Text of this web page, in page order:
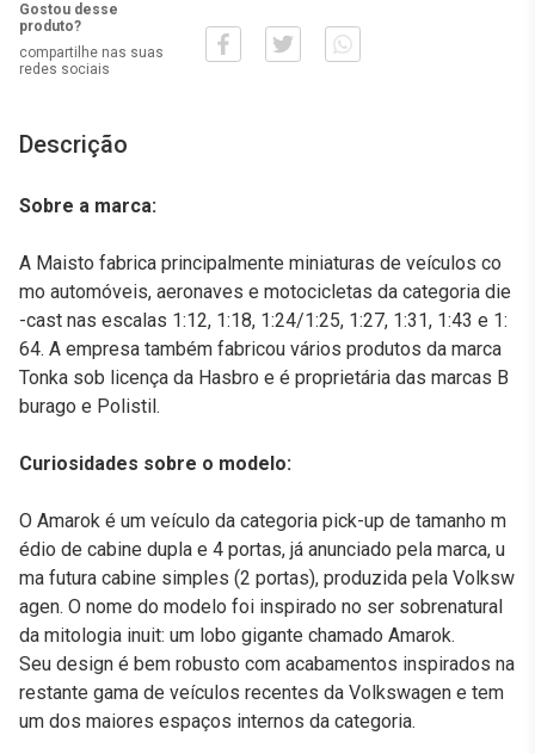
Gostou desse
produto?
compartilhe nas suas
redes sociais
Descrição
Sobre a marca:
A Maisto fabrica principalmente miniaturas de veículos co
mo automóveis, aeronaves e motocicletas da categoria die
-cast nas escalas 1:12, 1:18, 1:24/1:25, 1:27, 1:31, 1:43 e 1:
64. A empresa também fabricou vários produtos da marca
Tonka sob licença da Hasbro e é proprietária das marcas B
burago e Polistil.
Curiosidades sobre o modelo:
O Amarok é um veículo da categoria pick-up de tamanho m
édio de cabine dupla e 4 portas, já anunciado pela marca, u
ma futura cabine simples (2 portas), produzida pela Volksw
agen. O nome do modelo foi inspirado no ser sobrenatural
da mitologia inuit: um lobo gigante chamado Amarok.
Seu design é bem robusto com acabamentos inspirados na
restante gama de veículos recentes da Volkswagen e tem
um dos maiores espaços internos da categoria.